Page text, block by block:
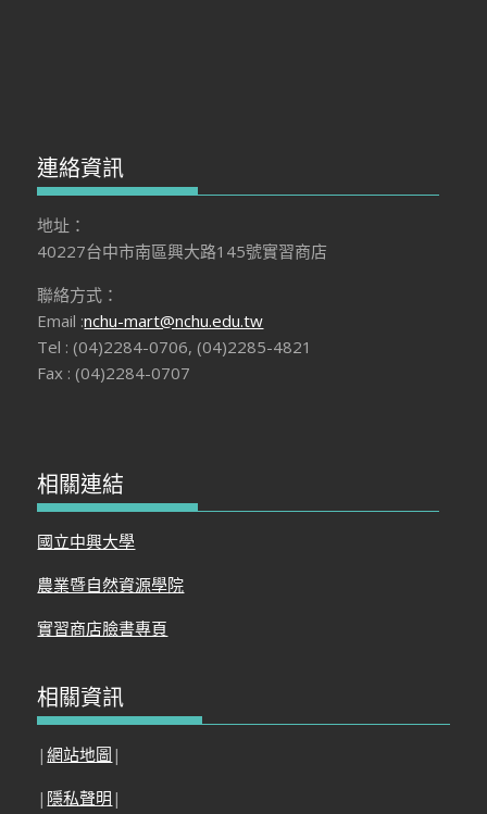
連絡資訊
地址：
40227台中市南區興大路145號實習商店
聯絡方式：
Email :nchu-mart@nchu.edu.tw
Tel : (04)2284-0706, (04)2285-4821
Fax : (04)2284-0707
相關連結
國立中興大學
農業暨自然資源學院
實習商店臉書專頁
相關資訊
|網站地圖 |
| 隱私聲明 |